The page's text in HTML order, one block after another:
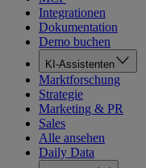
Integrationen
Dokumentation
Demo buchen
KI-Assistenten
Marktforschung
Strategie
Marketing & PR
Sales
Alle ansehen
Daily Data